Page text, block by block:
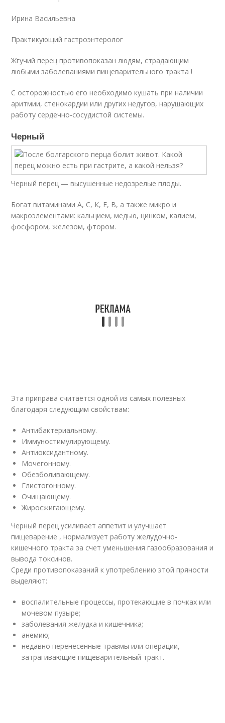
Ирина Васильевна
Практикующий гастроэнтеролог
Жгучий перец противопоказан людям, страдающим
любыми заболеваниями пищеварительного тракта !
С осторожностью его необходимо кушать при наличии
аритмии, стенокардии или других недугов, нарушающих
работу сердечно-сосудистой системы.
Черный
Черный перец — высушенные недозрелые плоды.
Богат витаминами А, С, К, Е, В, а также микро и
макроэлементами: кальцием, медью, цинком, калием,
фосфором, железом, фтором.
Эта приправа считается одной из самых полезных
благодаря следующим свойствам:
Антибактериальному.
Иммуностимулирующему.
Антиоксидантному.
Мочегонному.
Обезболивающему.
Глистогонному.
Очищающему.
Жиросжигающему.
Черный перец усиливает аппетит и улучшает
пищеварение , нормализует работу желудочно-
кишечного тракта за счет уменьшения газообразования и
вывода токсинов.
Среди противопоказаний к употреблению этой пряности
выделяют:
воспалительные процессы, протекающие в почках или
мочевом пузыре;
заболевания желудка и кишечника;
анемию;
недавно перенесенные травмы или операции,
затрагивающие пищеварительный тракт.